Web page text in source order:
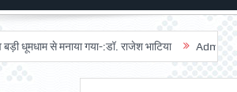
से मनाया गया-:डॉ. राजेश भाटिया Admission